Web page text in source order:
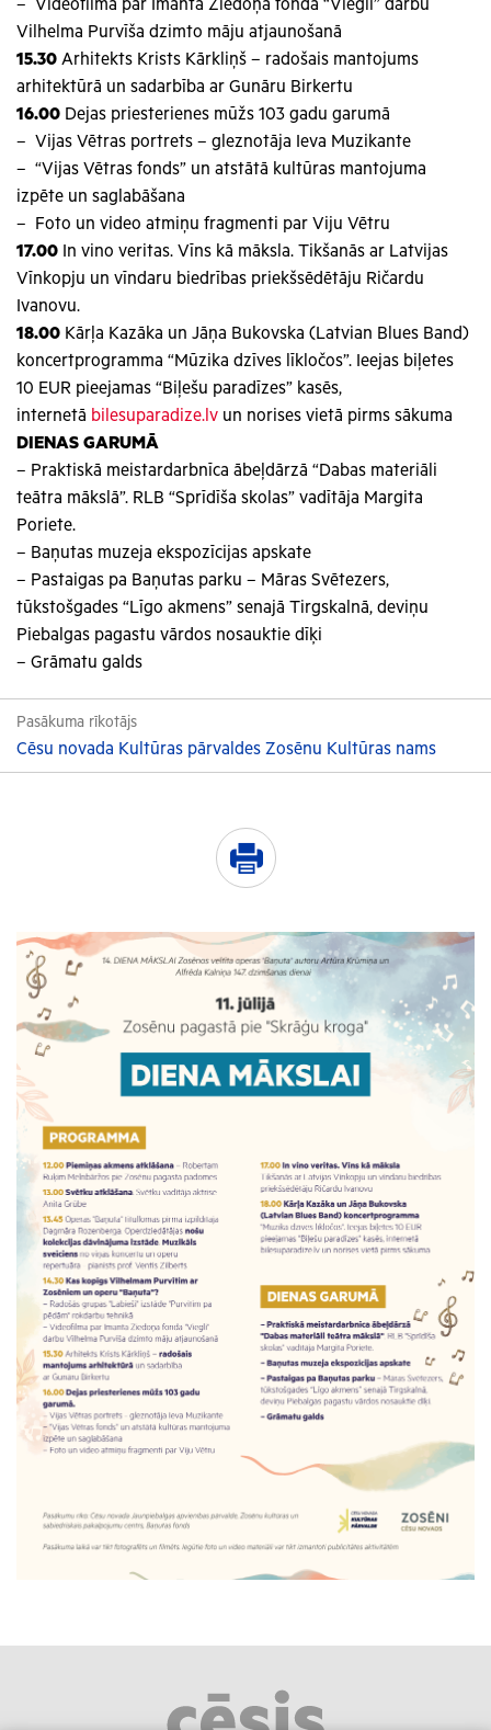
– Videofilma par Imanta Ziedoņa fonda “Viegli” darbu
Vilhelma Purvīša dzimto māju atjaunošanā
15.30 Arhitekts Krists Kārkliņš – radošais mantojums
arhitektūrā un sadarbība ar Gunāru Birkertu
16.00 Dejas priesterienes mūžs 103 gadu garumā
– Vijas Vētras portrets – gleznotāja Ieva Muzikante
– “Vijas Vētras fonds” un atstātā kultūras mantojuma
izpēte un saglabāšana
– Foto un video atmiņu fragmenti par Viju Vētru
17.00 In vino veritas. Vīns kā māksla. Tikšanās ar Latvijas
Vīnkopju un vīndaru biedrības priekšsēdētāju Ričardu
Ivanovu.
18.00 Kārļa Kazāka un Jāņa Bukovska (Latvian Blues Band)
koncertprogramma “Mūzika dzīves līkločos”. Ieejas biļetes
10 EUR pieejamas “Biļešu paradīzes” kasēs,
internetā bilesuparadize.lv un norises vietā pirms sākuma
DIENAS GARUMĀ
– Praktiskā meistardarbnīca ābeļdārzā “Dabas materiāli
teātra mākslā”. RLB “Sprīdīša skolas” vadītāja Margita
Poriete.
– Baņutas muzeja ekspozīcijas apskate
– Pastaigas pa Baņutas parku – Māras Svētezers,
tūkstošgades “Līgo akmens” senajā Tirgskalnā, deviņu
Piebalgas pagastu vārdos nosauktie dīķi
– Grāmatu galds
Pasākuma rīkotājs
Cēsu novada Kultūras pārvaldes Zosēnu Kultūras nams